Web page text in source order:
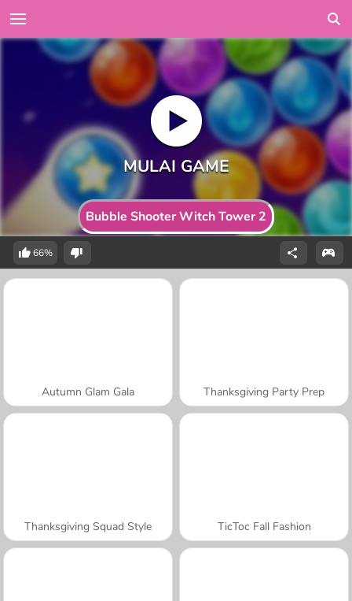
Bubble Shooter Witch Tower 2
66%
Autumn Glam Gala Thanksgiving Party Prep
Thanksgiving Squad Style TicToc Fall Fashion